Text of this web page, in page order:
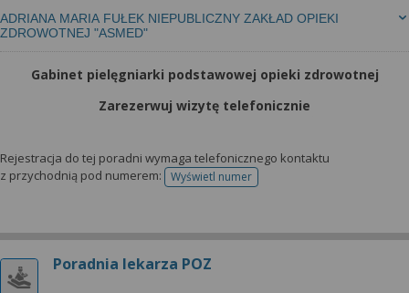
ADRIANA MARIA FUŁEK NIEPUBLICZNY ZAKŁAD OPIEKI
ZDROWOTNEJ "ASMED"
Gabinet pielęgniarki podstawowej opieki zdrowotnej
Zarezerwuj wizytę telefonicznie
Rejestracja do tej poradni wymaga telefonicznego kontaktu
z przychodnią pod numerem:
Wyświetl numertelefonu do rejestracji
Poradnia lekarza POZ